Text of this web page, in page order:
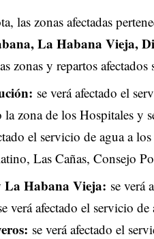
las zonas afectadas
La Habana Vieja,
zonas y repartos afectados
se verá afectado el
zona de los Hospitales y
el servicio de agua a
Las Cañas, Consejo
La Habana Vieja: se verá
verá afectado el servicio
se verá afectado el